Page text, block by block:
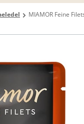
MIAMOR Feine